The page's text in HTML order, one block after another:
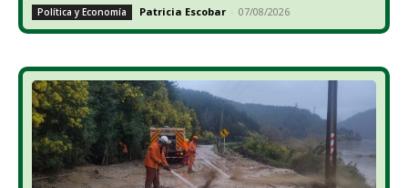
Política y Economía Patricia Escobar - 07/08/2026